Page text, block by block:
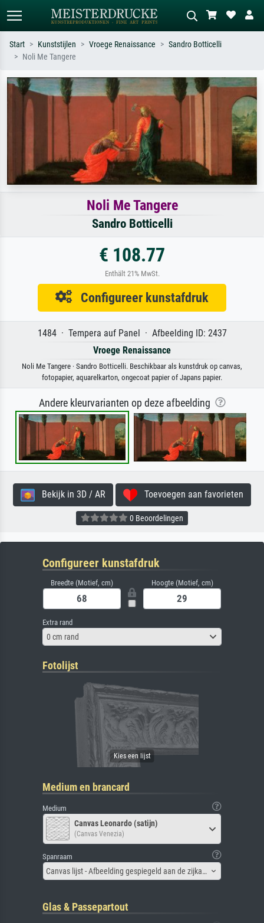
Zoek op kunstenaar, titel of stijl – bijv.
Monet, Sterrennacht, impressionisme,
Beschrijf de scène – bijv. groene
weide, abstract met veel rood, donker
olieverfschilderij, staand naakt naast
een boom.
Start Kunststijlen Vroege Renaissance
Sandro Botticelli
Noli Me Tangere
Noli Me Tangere
Sandro Botticelli
€ 108.77
Enthält 21% MwSt.
Configureer kunstafdruk
1484 · Tempera auf Panel · Afbeelding ID: 2437
Vroege Renaissance
Noli Me Tangere · Sandro Botticelli. Beschikbaar als kunstdruk op canvas,
fotopapier, aquarelkarton, ongecoat papier of Japans papier.
Andere kleurvarianten op deze afbeelding
Bekijk in 3D / AR Toevoegen aan favorieten
0 Beoordelingen
Configureer kunstafdruk
Breedte (Motief, cm) Hoogte (Motief, cm)
Extra rand
0 cm rand
Fotolijst
Medium en brancard
Medium
Canvas Leonardo (satijn)
(Canvas Venezia)
Spanraam
Canvas lijst - Afbeelding gespiegeld aan de zijkant
Glas & Passepartout